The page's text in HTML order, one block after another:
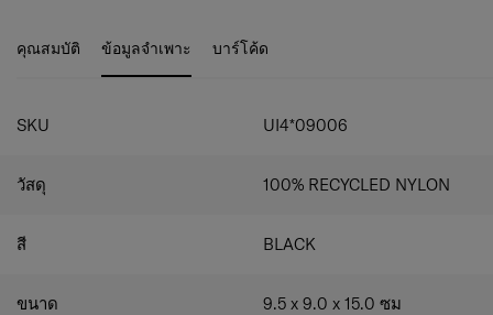
แสดงออกถึงความมั่นใจและแรงบันดาลใจในการก้าวไปข้าง
หน้าในทุกวัน
คุณสมบัติ ข้อมูลจำเพาะ บาร์โค้ด
SKU UI4*09006
วัสดุ 100% RECYCLED NYLON
สี BLACK
ขนาด 9.5 x 9.0 x 15.0 ซม